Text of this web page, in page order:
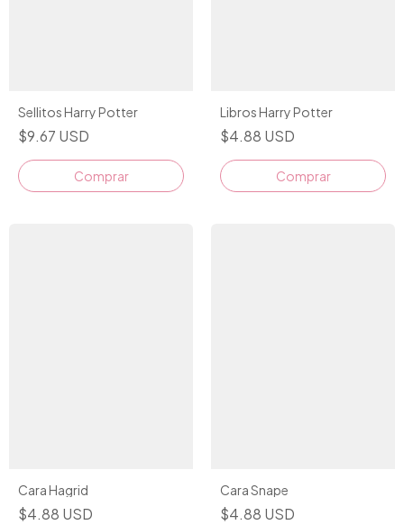
Sellitos Harry Potter
$9.67 USD
Libros Harry Potter
$4.88 USD
Comprar
Cara Hagrid
$4.88 USD
Cara Snape
$4.88 USD